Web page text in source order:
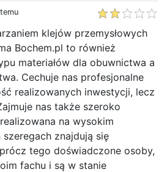
klejów przemysłowych
Bochem.pl to również
materiałów dla obuwnictwa a
Cechuje nas profesjonalne
realizowanych inwestycji, lecz
nas także szeroko
na wysokim
znajdują się
tego doświadczone osoby,
fachu i są w stanie